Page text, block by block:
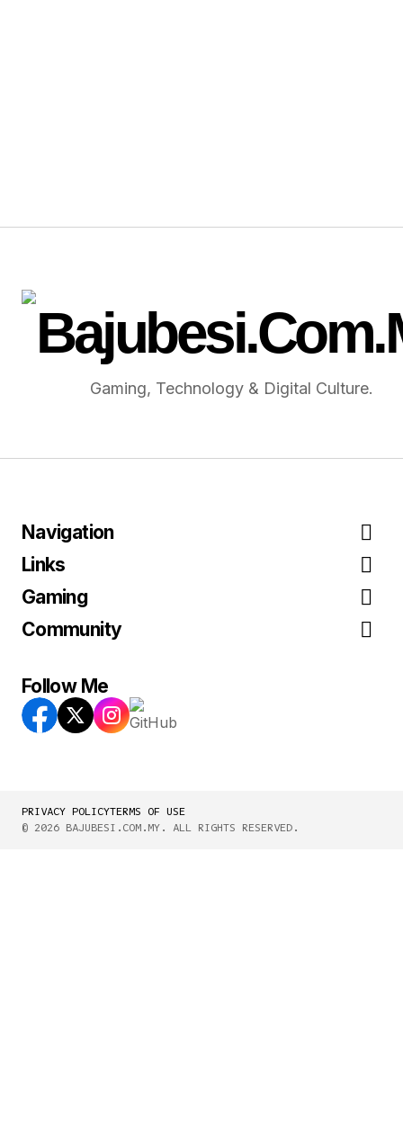
Gaming, Technology & Digital Culture.
Navigation
Links
Gaming
Community
Follow Me
PRIVACY POLICYTERMS OF USE
© 2026 BAJUBESI.COM.MY. ALL RIGHTS RESERVED.